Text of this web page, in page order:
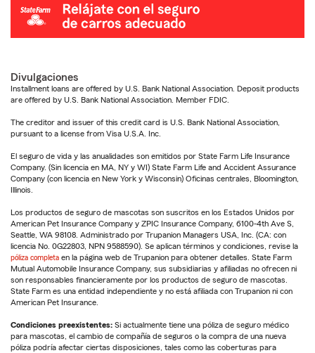
Divulgaciones
Installment loans are offered by U.S. Bank National Association. Deposit products
are offered by U.S. Bank National Association. Member FDIC.
The creditor and issuer of this credit card is U.S. Bank National Association,
pursuant to a license from Visa U.S.A. Inc.
El seguro de vida y las anualidades son emitidos por State Farm Life Insurance
Company. (Sin licencia en MA, NY y WI) State Farm Life and Accident Assurance
Company (con licencia en New York y Wisconsin) Oficinas centrales, Bloomington,
Illinois.
Los productos de seguro de mascotas son suscritos en los Estados Unidos por
American Pet Insurance Company y ZPIC Insurance Company, 6100-4th Ave S,
Seattle, WA 98108. Administrado por Trupanion Managers USA, Inc. (CA: con
licencia No. 0G22803, NPN 9588590). Se aplican términos y condiciones, revise la
póliza completa en la página web de Trupanion para obtener detalles. State Farm
Mutual Automobile Insurance Company, sus subsidiarias y afiliadas no ofrecen ni
son responsables financieramente por los productos de seguro de mascotas.
State Farm es una entidad independiente y no está afiliada con Trupanion ni con
American Pet Insurance.
Condiciones preexistentes: Si actualmente tiene una póliza de seguro médico
para mascotas, el cambio de compañía de seguros o la compra de una nueva
póliza podría afectar ciertas disposiciones, tales como las coberturas para